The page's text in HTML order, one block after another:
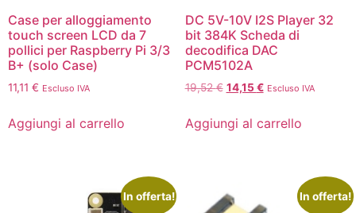
Case per alloggiamento
touch screen LCD da 7
pollici per Raspberry Pi 3/3
B+ (solo Case)
11,11 € Escluso IVA
Aggiungi al carrello
DC 5V-10V I2S Player 32
bit 384K Scheda di
decodifica DAC
PCM5102A
19,52€ 14,15€ Escluso IVA
Aggiungi al carrello
In offerta! In offerta!